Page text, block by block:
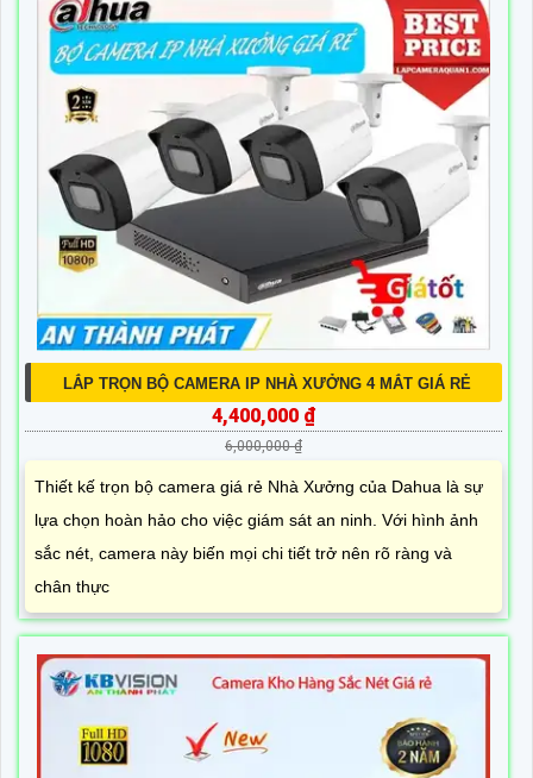
LẮP TRỌN BỘ CAMERA IP NHÀ XƯỞNG 4 MẮT GIÁ RẺ
4,400,000 ₫
6,000,000 ₫
Thiết kế trọn bộ camera giá rẻ Nhà Xưởng của Dahua là sự
lựa chọn hoàn hảo cho việc giám sát an ninh. Với hình ảnh
sắc nét, camera này biến mọi chi tiết trở nên rõ ràng và
chân thực